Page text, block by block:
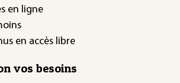
en ligne
en accès libre
vos besoins